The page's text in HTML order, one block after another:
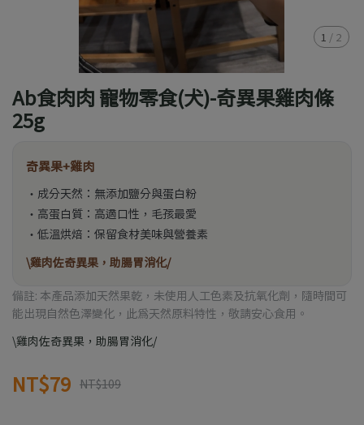
1 / 2
Ab食肉肉 寵物零食(犬)-奇異果雞肉條
25g
奇異果+雞肉
・成分天然：無添加鹽分與蛋白粉
・高蛋白質：高適口性，毛孩最愛
・低溫烘焙：保留食材美味與營養素
\雞肉佐奇異果，助腸胃消化/
備註: 本產品添加天然果乾，未使用人工色素及抗氧化劑，隨時間可
能出現自然色澤變化，此為天然原料特性，敬請安心食用。
\雞肉佐奇異果，助腸胃消化/
NT$79 NT$109